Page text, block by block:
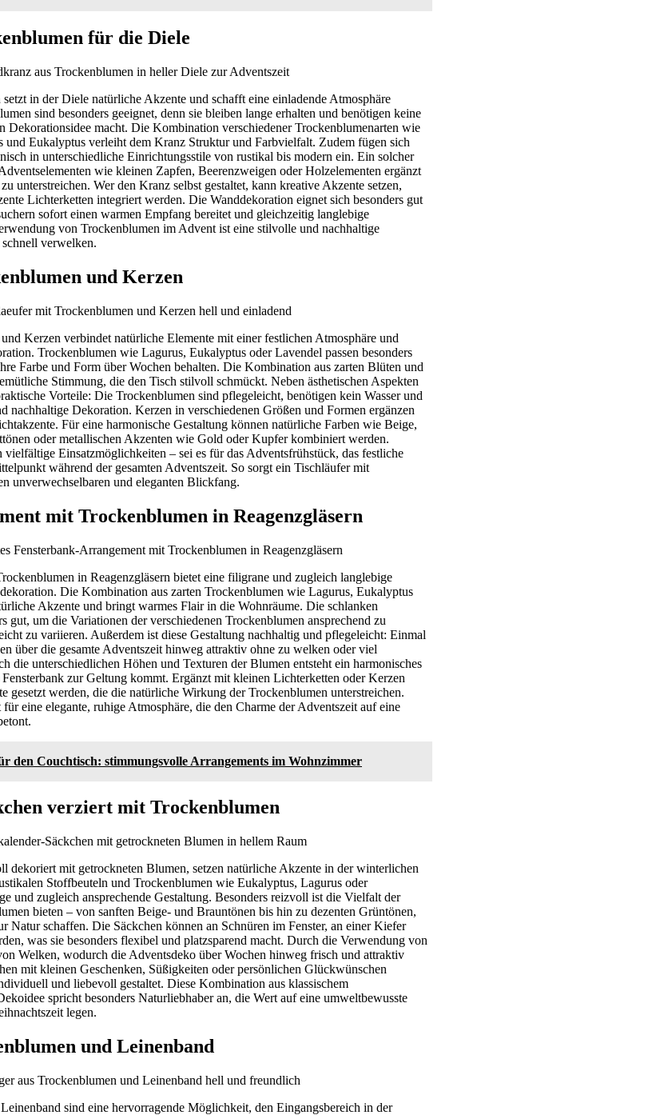
für die Diele
in der Diele natürliche Akzente und schafft eine einladende Atmosphäre
sind besonders geeignet, denn sie bleiben lange erhalten und benötigen keine
Dekorationsidee macht. Die Kombination verschiedener Trockenblumenarten wie
und Eukalyptus verleiht dem Kranz Struktur und Farbvielfalt. Zudem fügen sich
in unterschiedliche Einrichtungsstile von rustikal bis modern ein. Ein solcher
wie kleinen Zapfen, Beerenzweigen oder Holzelementen ergänzt
unterstreichen. Wer den Kranz selbst gestaltet, kann kreative Akzente setzen,
Lichterketten integriert werden. Die Wanddekoration eignet sich besonders gut
sofort einen warmen Empfang bereitet und gleichzeitig langlebige
von Trockenblumen im Advent ist eine stilvolle und nachhaltige
verwelken.
und Kerzen
Kerzen verbindet natürliche Elemente mit einer festlichen Atmosphäre und
Trockenblumen wie Lagurus, Eukalyptus oder Lavendel passen besonders
Farbe und Form über Wochen behalten. Die Kombination aus zarten Blüten und
Stimmung, die den Tisch stilvoll schmückt. Neben ästhetischen Aspekten
Vorteile: Die Trockenblumen sind pflegeleicht, benötigen kein Wasser und
nachhaltige Dekoration. Kerzen in verschiedenen Größen und Formen ergänzen
Für eine harmonische Gestaltung können natürliche Farben wie Beige,
oder metallischen Akzenten wie Gold oder Kupfer kombiniert werden.
Einsatzmöglichkeiten – sei es für das Adventsfrühstück, das festliche
während der gesamten Adventszeit. So sorgt ein Tischläufer mit
unverwechselbaren und eleganten Blickfang.
mit Trockenblumen in Reagenzgläsern
in Reagenzgläsern bietet eine filigrane und zugleich langlebige
Die Kombination aus zarten Trockenblumen wie Lagurus, Eukalyptus
Akzente und bringt warmes Flair in die Wohnräume. Die schlanken
gut, um die Variationen der verschiedenen Trockenblumen ansprechend zu
zu variieren. Außerdem ist diese Gestaltung nachhaltig und pflegeleicht: Einmal
über die gesamte Adventszeit hinweg attraktiv ohne zu welken oder viel
die unterschiedlichen Höhen und Texturen der Blumen entsteht ein harmonisches
zur Geltung kommt. Ergänzt mit kleinen Lichterketten oder Kerzen
gesetzt werden, die die natürliche Wirkung der Trockenblumen unterstreichen.
eine elegante, ruhige Atmosphäre, die den Charme der Adventszeit auf eine
den Couchtisch: stimmungsvolle Arrangements im Wohnzimmer
verziert mit Trockenblumen
dekoriert mit getrockneten Blumen, setzen natürliche Akzente in der winterlichen
Stoffbeuteln und Trockenblumen wie Eukalyptus, Lagurus oder
und zugleich ansprechende Gestaltung. Besonders reizvoll ist die Vielfalt der
bieten – von sanften Beige- und Brauntönen bis hin zu dezenten Grüntönen,
Natur schaffen. Die Säckchen können an Schnüren im Fenster, an einer Kiefer
was sie besonders flexibel und platzsparend macht. Durch die Verwendung von
Welken, wodurch die Adventsdeko über Wochen hinweg frisch und attraktiv
mit kleinen Geschenken, Süßigkeiten oder persönlichen Glückwünschen
und liebevoll gestaltet. Diese Kombination aus klassischem
spricht besonders Naturliebhaber an, die Wert auf eine umweltbewusste
legen.
und Leinenband
sind eine hervorragende Möglichkeit, den Eingangsbereich in der